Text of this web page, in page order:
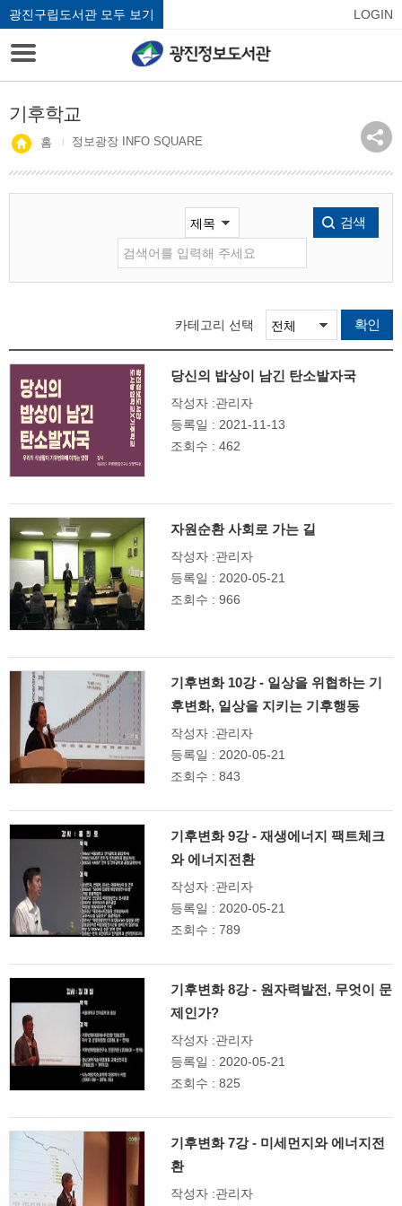
광진구립도서관 모두 보기 LOGIN
기후학교
홈 정보광장 INFO SQUARE
검색
카테고리 선택 확인
당신의 밥상이 남긴 탄소발자국
작성자 :관리자
등록일 : 2021-11-13
조회수 : 462
자원순환 사회로 가는 길
작성자 :관리자
등록일 : 2020-05-21
조회수 : 966
기후변화 10강 - 일상을 위협하는 기
후변화, 일상을 지키는 기후행동
작성자 :관리자
등록일 : 2020-05-21
조회수 : 843
기후변화 9강 - 재생에너지 팩트체크
와 에너지전환
작성자 :관리자
등록일 : 2020-05-21
조회수 : 789
기후변화 8강 - 원자력발전, 무엇이 문
제인가?
작성자 :관리자
등록일 : 2020-05-21
조회수 : 825
기후변화 7강 - 미세먼지와 에너지전
환
작성자 :관리자